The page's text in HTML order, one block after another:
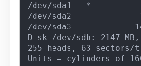
/dev/sda1   *
/dev/sda2
/dev/sda3
Disk /dev/sdb: 2147 MB,
255 heads, 63
Units = cylinders of